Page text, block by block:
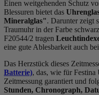
Einen weitgehenden Schutz
Blessuren bietet das
Mineralglas". Darunter zeigt
Traumuhr in der Farbe schwarz
F20544/2 tragen
eine gute Ablesbarkeit auch
Das Herzstück dieses
Batterie), das, wie für Festina
Zeitmessung garantiert und
Stunden, Chronograph,